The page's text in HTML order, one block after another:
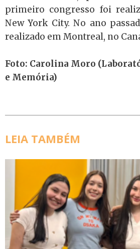
primeiro congresso foi
New York City. No ano
realizado em Montreal, no
Foto: Carolina Moro
e Memória)
LEIA TAMBÉM